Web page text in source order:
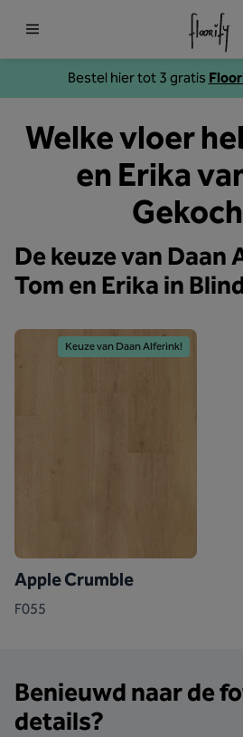
Bestel hier tot 3 gratis
Welke vloer
en Erika
De keuze van Daan
Tom en Erika in
Keuze van Daan Alferink!
Apple Crumble
F055
Benieuwd naar de
details?